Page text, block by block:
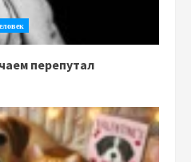
перепутал